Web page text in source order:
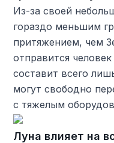
Из-за своей
гораздо меньшим
притяжением, чем
отправится
составит всего
могут свободно
с тяжелым
Луна влияет на